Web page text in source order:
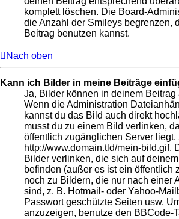
komplett löschen. Die Board-
die Anzahl der Smileys begrenzen,
Beitrag benutzen kannst.
Nach oben
Kann ich Bilder in meine Beiträge
Ja, Bilder können in deinem Beitrag
Wenn die Administration
kannst du das Bild auch direkt
musst du zu einem Bild verlinken,
öffentlich zugänglichen Server liegt,
http://www.domain.tld/mein-bild.gif.
Bilder verlinken, die sich auf
befinden (außer es ist ein öffentlich
noch zu Bildern, die nur nach einer
sind, z. B. Hotmail- oder Yahoo-
Passwort geschützte Seiten usw.
anzuzeigen, benutze den BBCode-